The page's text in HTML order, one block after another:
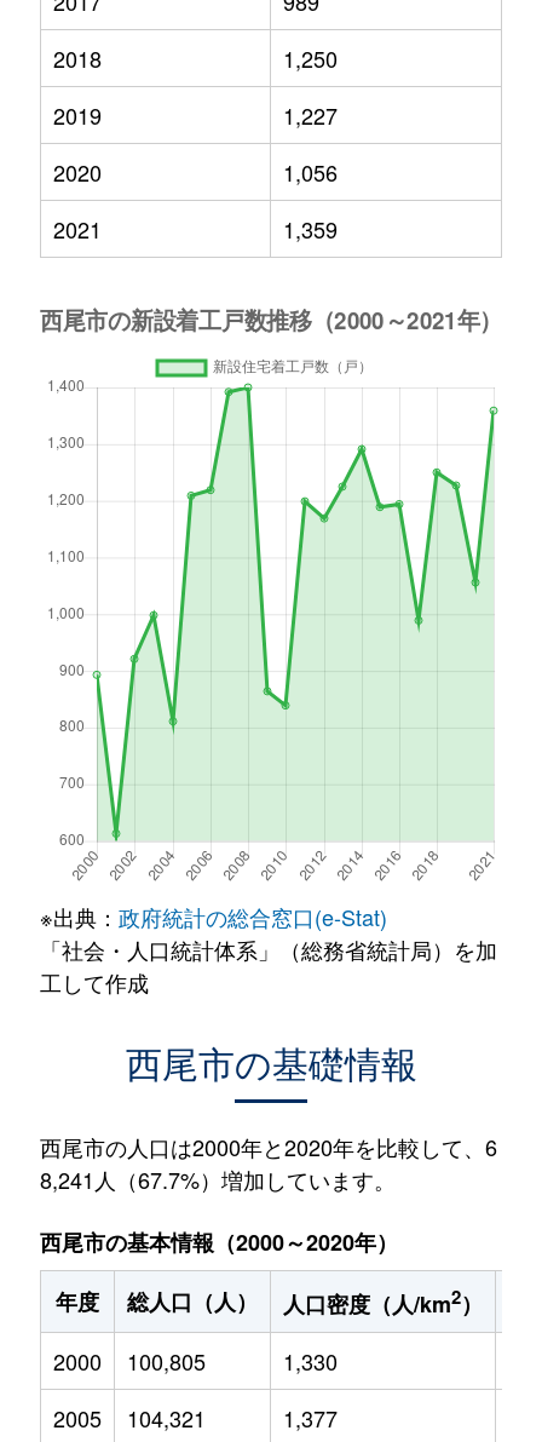
2018
1,250
2019
1,227
2020
1,056
2021
1,359
※出典： 政府統計の総合窓口(e-Stat)
「社会・人口統計体系」（総務省統計局）を加
工して作成
西尾市の基礎情報
西尾市の人口は2000年と2020年を比較して、6
8,241人（67.7%）増加しています。
西尾市の基本情報（2000～2020年）
年度
総人口（人） 人口密度（人/km2）
2000
100,805 1,330
2005
104,321 1,377